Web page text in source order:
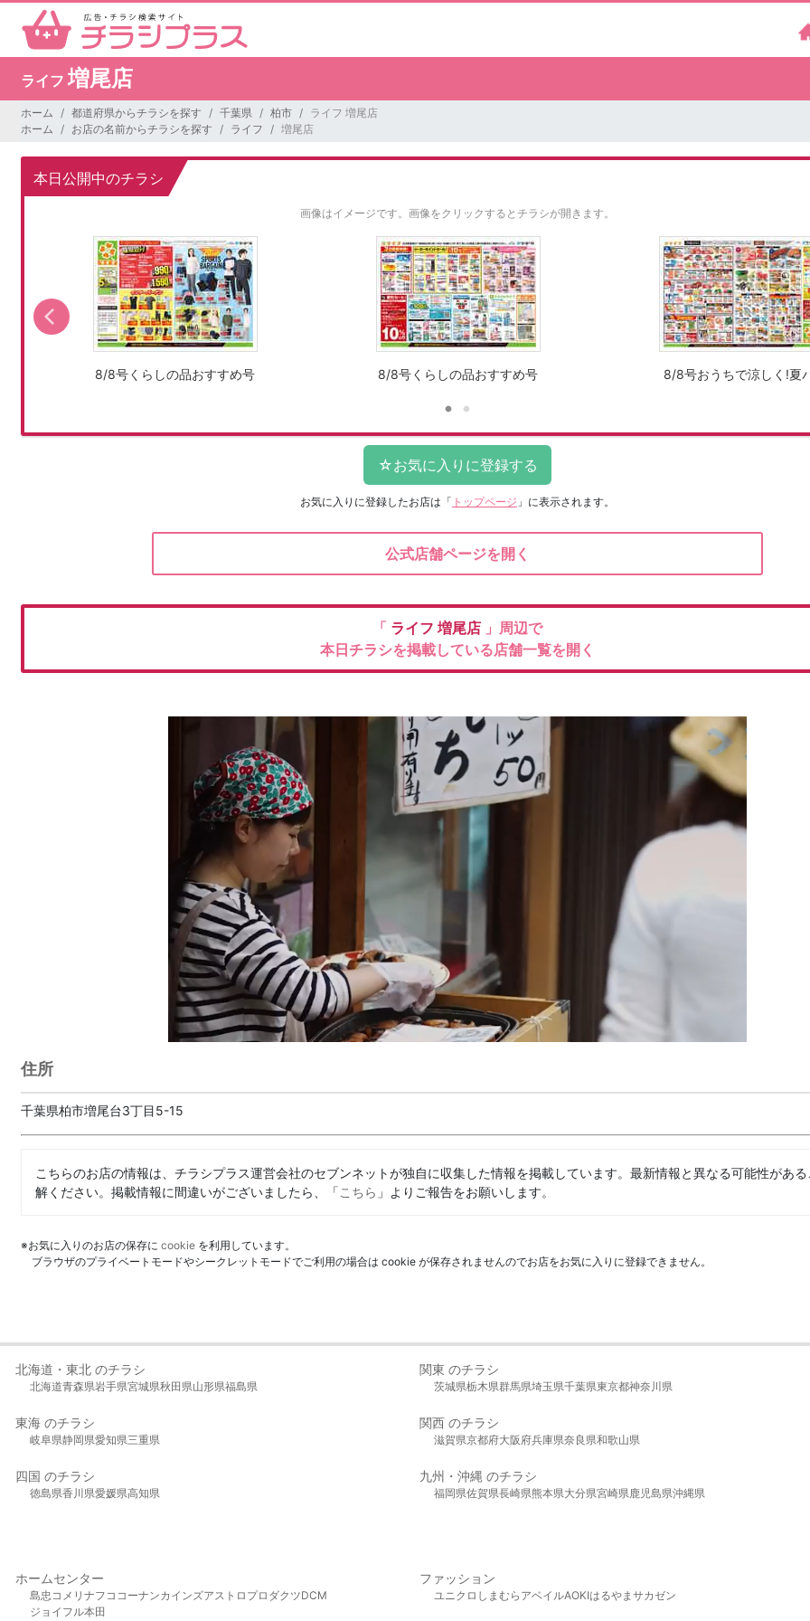
ライフ 増尾店
ホーム 都道府県からチラシを探す 千葉県 柏市
ライフ 増尾店
ホーム
お店の名前からチラシを探す ライフ 増尾店
本日公開中のチラシ
画像はイメージです。 画像をクリックするとチラシが開きます。
8/8号くらしの品おすすめ号 8/8号くらしの品おすすめ号 8/8号おうちで涼しく!夏
お気に入りに登録したお店は 「 トップページ 」に表示されます。
公式店舗ページを開く
「 ライフ 増尾店 」周辺で
本日チラシを掲載している店舗一覧を開く
住所
千葉県柏市増尾台3丁目5-15
こちらのお店の情報は、チラシプラス運営会社のセブンネットが独自に収集した情報を掲載しています。最新情報と異なる可能性があ
解ください。掲載情報に間違いがございましたら、「こちら 」よりご報告をお願いします。
※お気に入りのお店の保存に cookie を利用しています。
ブラウザのプライベートモードやシークレットモードでご利用の場合は cookie が保存されませんのでお店をお気に入りに登録できません。
北海道・東北 のチラシ
北海道青森県岩手県宮城県秋田県山形県福島県
関東 のチラシ
茨城県栃木県群馬県埼玉県千葉県東京都神奈川県
東海 のチラシ
岐阜県静岡県愛知県三重県
関西 のチラシ
滋賀県京都府大阪府兵庫県奈良県和歌山県
四国 のチラシ
徳島県香川県愛媛県高知県
九州・沖縄 のチラシ
福岡県佐賀県長崎県熊本県大分県宮崎県鹿児島県沖縄県
ホームセンター
島忠 コメリ ナフコ コーナンカインズアストロプロダクツDCM
ジョイフル本田
ファッション
ユニクロ しまむら アベイルAOKIはるやま サカゼン